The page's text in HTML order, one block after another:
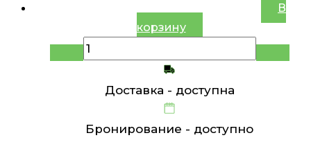
В
корзину
Доставка - доступна
Бронирование - доступно